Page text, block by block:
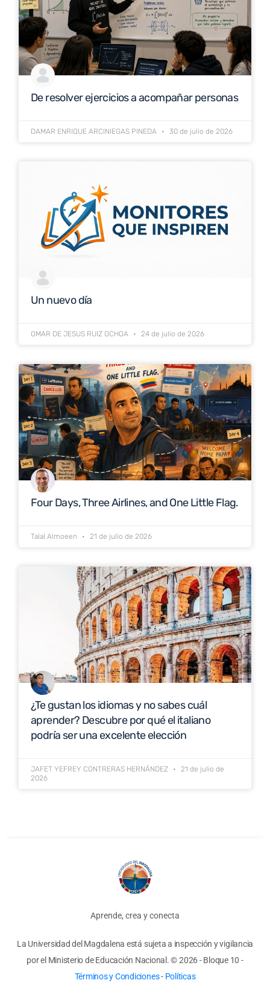
De resolver ejercicios a acompañar personas
DAMAR ENRIQUE ARCINIEGAS PINEDA 30 de julio de 2026
Un nuevo día
OMAR DE JESUS RUIZ OCHOA 24 de julio de 2026
Four Days, Three Airlines, and One Little Flag.
Talal Almoeen 21 de julio de 2026
¿Te gustan los idiomas y no sabes cuál
aprender? Descubre por qué el italiano
podría ser una excelente elección
JAFET YEFREY CONTRERAS HERNÁNDEZ
21 de julio de
2026
Aprende, crea y conecta
La Universidad del Magdalena está sujeta a inspección y vigilancia
por el Ministerio de Educación Nacional.© 2026 - Bloque 10 -
Términos y Condiciones- Políticas